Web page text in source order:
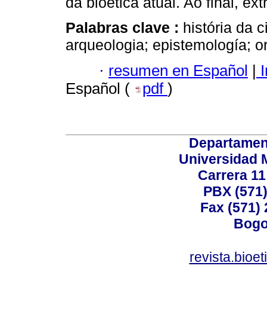
Palabras clave : história da
arqueologia; epistemología;
· resumen en Español |
Español (
pdf )
Universidad
Carrera
PBX
Fax (571)